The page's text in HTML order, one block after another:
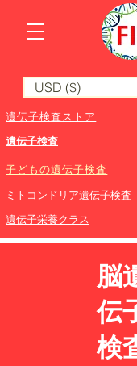
USD ($)
遺伝子検査ストア
遺伝子検査
子どもの遺伝子検査
ミトコンドリア遺伝子検査
遺伝子栄養クラス
脳
伝
検